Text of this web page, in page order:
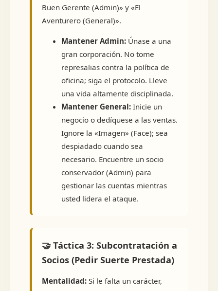
Buen Gerente (Admin)» y «El
Aventurero (General)».
Mantener Admin: Únase a una
gran corporación. No tome
represalias contra la política de
oficina; siga el protocolo. Lleve
una vida altamente disciplinada.
Mantener General: Inicie un
negocio o dedíquese a las ventas.
Ignore la «Imagen» (Face); sea
despiadado cuando sea
necesario. Encuentre un socio
conservador (Admin) para
gestionar las cuentas mientras
usted lidera el ataque.
🤝 Táctica 3: Subcontratación a
Socios (Pedir Suerte Prestada)
Mentalidad: Si le falta un carácter,